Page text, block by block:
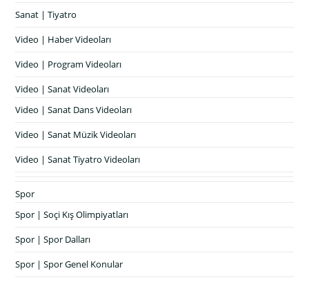
Sanat | Tiyatro
Video | Haber Videoları
Video | Program Videoları
Video | Sanat Videoları
Video | Sanat Dans Videoları
Video | Sanat Müzik Videoları
Video | Sanat Tiyatro Videoları
Spor
Spor | Soçi Kış Olimpiyatları
Spor | Spor Dalları
Spor | Spor Genel Konular